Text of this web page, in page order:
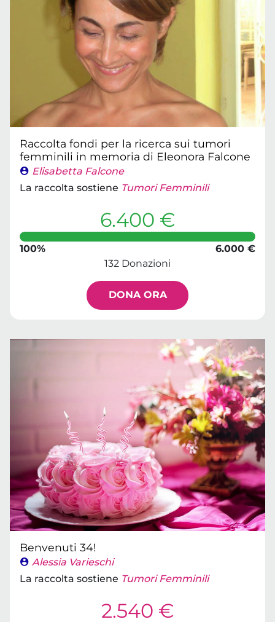
Raccolta fondi per la ricerca sui tumori
femminili in memoria di Eleonora Falcone
Elisabetta Falcone
La raccolta sostiene Tumori Femminili
6.400 €
100%
6.000 €
132 Donazioni
DONA ORA
Benvenuti 34!
Alessia Varieschi
La raccolta sostiene Tumori Femminili
2.540 €